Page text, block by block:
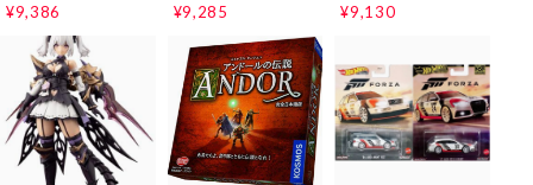
¥9,386 ¥9,285 ¥9,130